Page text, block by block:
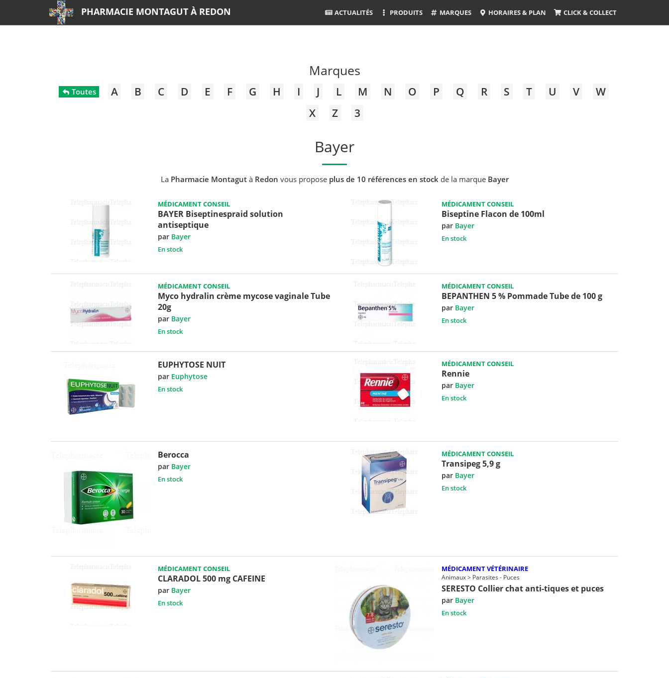
PHARMACIE MONTAGUT À REDON ACTUALITÉS PRODUITS MARQUES HORAIRES & PLAN CLICK & COLLECT
Marques
Toutes A B C D E F G H I J L M N O P Q R S T U V
W
X
Z 3
Bayer
La Pharmacie Montagutà Redon vous propose plus de 10 références en stock de la marque Bayer
MÉDICAMENT CONSEIL
BAYER Biseptinespraid solution
antiseptique
par Bayer
En stock
MÉDICAMENT CONSEIL
Biseptine Flacon de 100ml
par Bayer
En stock
MÉDICAMENT CONSEIL
Myco hydralin crème mycose vaginale Tube
20g
par Bayer
En stock
MÉDICAMENT CONSEIL
BEPANTHEN 5 % Pommade Tube de 100 g
par Bayer
En stock
EUPHYTOSE NUIT
par Euphytose
En stock
MÉDICAMENT CONSEIL
Rennie
par Bayer
En stock
Berocca
par Bayer
En stock
MÉDICAMENT CONSEIL
Transipeg 5,9 g
par Bayer
En stock
MÉDICAMENT CONSEIL
CLARADOL 500 mg CAFEINE
par Bayer
En stock
MÉDICAMENT VÉTÉRINAIRE
Animaux > Parasites - Puces
SERESTO Collier chat anti-tiques et puces
par Bayer
En stock